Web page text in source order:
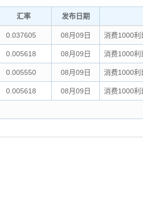
汇率 发布日期
0.037605 08月09日 消费1000利
0.005618 08月09日 消费1000利
0.005550 08月09日 消费1000利
0.005618 08月09日 消费1000利